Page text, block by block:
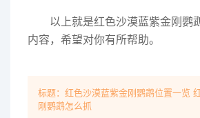
以上就是红色沙漠蓝紫金刚鹦
内容，希望对你有所帮助。
标题：红色沙漠蓝紫金刚鹦鹉位置一览
刚鹦鹉怎么抓